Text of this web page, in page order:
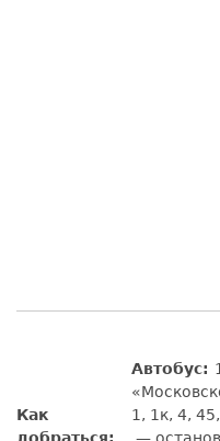
Как
Автобус:
1, 1к, 4,